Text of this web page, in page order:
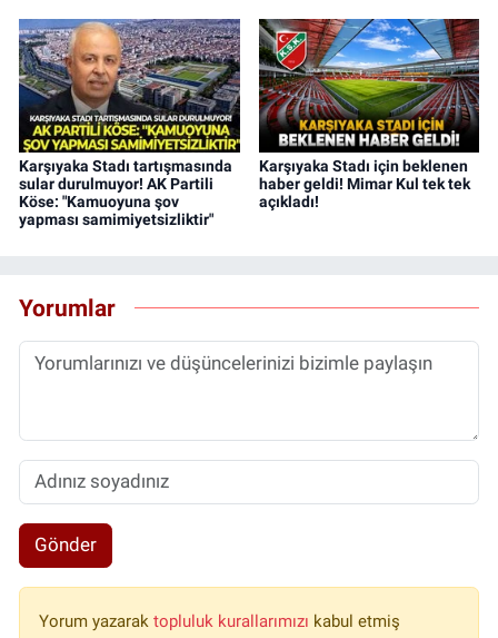
Karşıyaka Stadı tartışmasında
sular durulmuyor! AK Partili
Köse: "Kamuoyuna şov
yapması samimiyetsizliktir"
Karşıyaka Stadı için beklenen
haber geldi! Mimar Kul tek tek
açıkladı!
Yorumlar
Gönder
Yorum yazarak topluluk kurallarımızı kabul etmiş